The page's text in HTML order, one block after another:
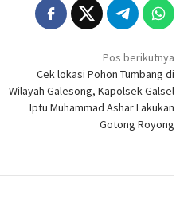
Pos berikutnya
Cek lokasi Pohon Tumbang di
Wilayah Galesong, Kapolsek Galsel
Iptu Muhammad Ashar Lakukan
Gotong Royong